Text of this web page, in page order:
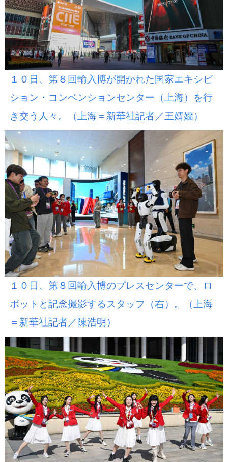
１０日、第８回輸入博が開かれた国家エキシビ
ション・コンベンションセンター（上海）を行
き交う人々。（上海＝新華社記者／王婧嬙）
１０日、第８回輸入博のプレスセンターで、ロ
ボットと記念撮影するスタッフ（右）。（上海
＝新華社記者／陳浩明）